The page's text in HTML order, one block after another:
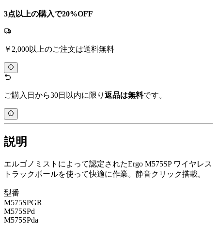
3点以上の購入で20%OFF
￥2,000以上のご注文は送料無料
ご購入日から30日以内に限り 返品は無料です。
説明
エルゴノミストによって認定されたErgo M575SP ワイヤレス
トラックボールを使って快適に作業。静音クリック搭載。
型番
M575SPGR
M575SPd
M575SPda